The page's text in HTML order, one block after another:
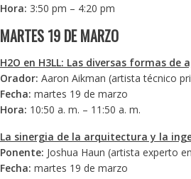
Hora: 3:50 pm – 4:20 pm
MARTES 19 DE MARZO
H2O en H3LL: Las diversas formas de
Orador: Aaron Aikman (artista técnico
Fecha: martes 19 de marzo
Hora: 10:50 a. m. – 11:50 a. m.
La sinergia de la arquitectura y la
Ponente: Joshua Haun (artista experto
Fecha: martes 19 de marzo